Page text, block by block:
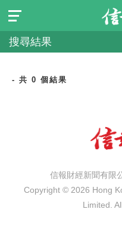
搜尋結果
- 共 0 個結果
信報財經新聞有限
Copyright © 2026 Hong
Limited.